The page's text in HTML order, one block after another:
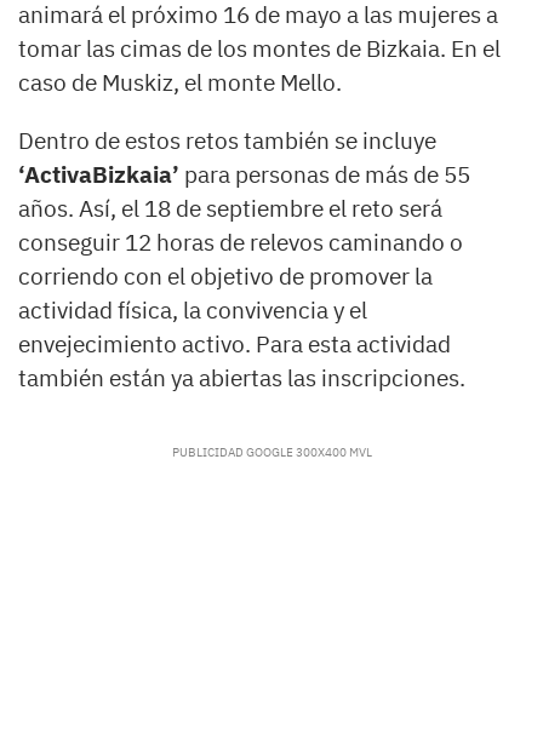
animará el próximo 16 de mayo a las mujeres a
tomar las cimas de los montes de Bizkaia. En el
caso de Muskiz, el monte Mello.
Dentro de estos retos también se incluye
‘ActivaBizkaia’ para personas de más de 55
años. Así, el 18 de septiembre el reto será
conseguir 12 horas de relevos caminando o
corriendo con el objetivo de promover la
actividad física, la convivencia y el
envejecimiento activo. Para esta actividad
también están ya abiertas las inscripciones.